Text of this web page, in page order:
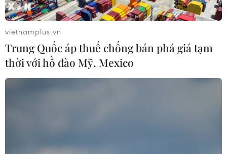
Ngay sau khi xuất hiện ca mới mắc COVID-19 mới trên
vietnamplus.vn
Trung Quốc áp thuế chống bán phá giá tạm
thời với hồ đào Mỹ, Mexico